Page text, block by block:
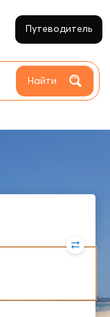
Найти
Путеводитель